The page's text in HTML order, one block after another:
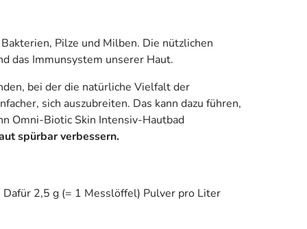
Pilze und Milben. Die nützlichen
das Immunsystem unserer Haut.
bei der die natürliche Vielfalt der
sich auszubreiten. Das kann dazu führen,
Omni-Biotic Skin Intensiv-Hautbad
spürbar verbessern.
2,5 g (= 1 Messlöffel) Pulver pro Liter